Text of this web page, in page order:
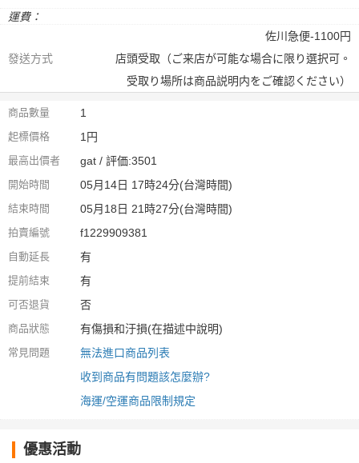
運費：
發送方式
佐川急便-1100円
店頭受取（ご来店が可能な場合に限り選択可。
受取り場所は商品説明内をご確認ください）
商品數量 1
起標價格 1円
最高出價者 gat / 評価:3501
開始時間 05月14日 17時24分(台灣時間)
結束時間 05月18日 21時27分(台灣時間)
拍賣編號 f1229909381
自動延長 有
提前結束 有
可否退貨 否
商品狀態 有傷損和汙損(在描述中說明)
常見問題
無法進口商品列表
收到商品有問題該怎麼辦?
海運/空運商品限制規定
優惠活動